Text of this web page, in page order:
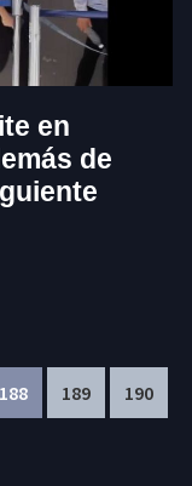
en
de
Page
188 Page
189 Page
190